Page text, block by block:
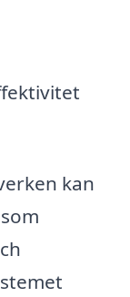
kan